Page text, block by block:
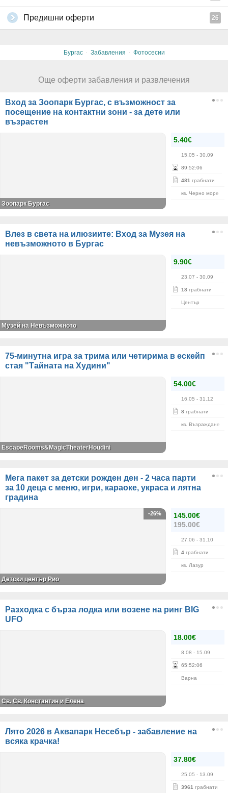
Предишни оферти 26
Бургас · Забавления · Фотосесии
Още оферти забавления и развлечения
Вход за Зоопарк Бургас, с възможност за
посещение на контактни зони - за дете или
възрастен
5.40€
15.05 - 30.09
89:52:06
481 грабнати
кв. Черно море
Зоопарк Бургас
Влез в света на илюзиите: Вход за Музея на
невъзможното в Бургас
9.90€
23.07 - 30.09
18 грабнати
Център
Музей на Невъзможното
75-минутна игра за трима или четирима в ескейп
стая "Тайната на Худини"
54.00€
16.05 - 31.12
8 грабнати
кв. Възраждане
EscapeRooms&MagicTheaterHoudini
Мега пакет за детски рожден ден - 2 часа парти
за 10 деца с меню, игри, караоке, украса и лятна
градина
145.00€
195.00€
27.06 - 31.10
4 грабнати
кв. Лазур
-26%
Детски център Рио
Разходка с бърза лодка или возене на ринг BIG
UFO
18.00€
8.08 - 15.09
65:52:06
Варна
Св. Св. Константин и Елена
Лято 2026 в Аквапарк Несебър - забавление на
всяка крачка!
37.80€
25.05 - 13.09
3961 грабнати